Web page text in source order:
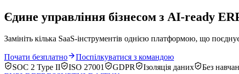
Єдине управління бізнесом з AI-ready
Замініть кілька SaaS-інструментів однією платформою, що
Почати безплатно
Поспілкуватися з командою
SOC 2 Type II
ISO 27001 GDPR Ізоляція даних
Без